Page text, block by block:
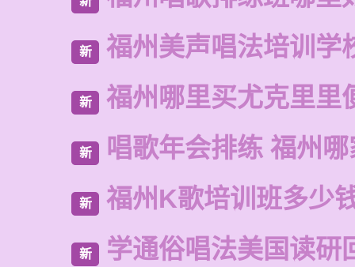
新 福州美声唱法培训学
新 福州哪里买尤克里里
新 唱歌年会排练 福州
新 福州K歌培训班多少
新 学通俗唱法美国读研